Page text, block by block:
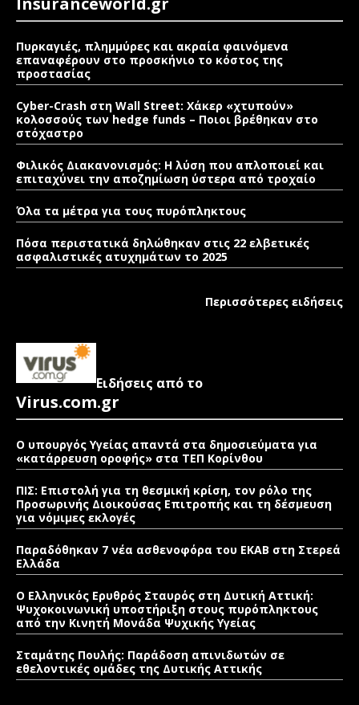
Πυρκαγιές, πλημμύρες και ακραία φαινόμενα
επαναφέρουν στο προσκήνιο το κόστος της
προστασίας
Cyber-Crash στη Wall Street: Χάκερ «χτυπούν»
κολοσσούς των hedge funds – Ποιοι βρέθηκαν στο
στόχαστρο
Φιλικός Διακανονισμός: Η λύση που απλοποιεί και
επιταχύνει την αποζημίωση ύστερα από τροχαίο
Όλα τα μέτρα για τους πυρόπληκτους
Πόσα περιστατικά δηλώθηκαν στις 22 ελβετικές
ασφαλιστικές ατυχημάτων το 2025
Περισσότερες ειδήσεις
Ειδήσεις από το
Virus.com.gr
Ο υπουργός Υγείας απαντά στα δημοσιεύματα για
«κατάρρευση οροφής» στα ΤΕΠ Κορίνθου
ΠΙΣ: Επιστολή για τη θεσμική κρίση, τον ρόλο της
Προσωρινής Διοικούσας Επιτροπής και τη δέσμευση
για νόμιμες εκλογές
Παραδόθηκαν 7 νέα ασθενοφόρα του ΕΚΑΒ στη Στερεά
Ελλάδα
Ο Ελληνικός Ερυθρός Σταυρός στη Δυτική Αττική:
Ψυχοκοινωνική υποστήριξη στους πυρόπληκτους
από την Κινητή Μονάδα Ψυχικής Υγείας
Σταμάτης Πουλής: Παράδοση απινιδωτών σε
εθελοντικές ομάδες της Δυτικής Αττικής